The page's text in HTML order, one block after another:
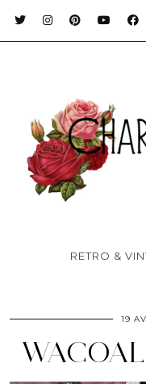
RETRO &
19